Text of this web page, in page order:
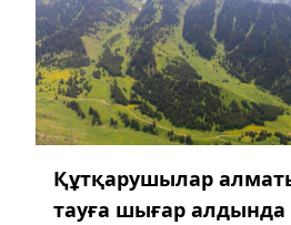
Құтқарушылар
тауға шығар